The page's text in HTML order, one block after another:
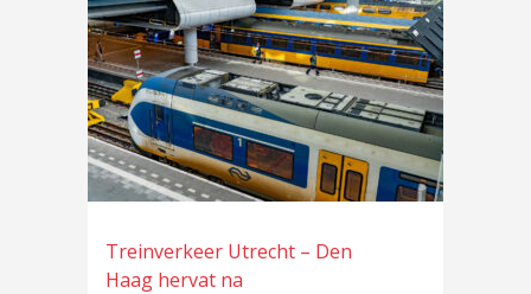
Treinverkeer Utrecht – Den
Haag hervat na